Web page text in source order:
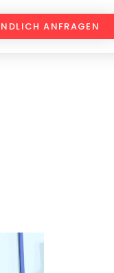
ANFRAGEN